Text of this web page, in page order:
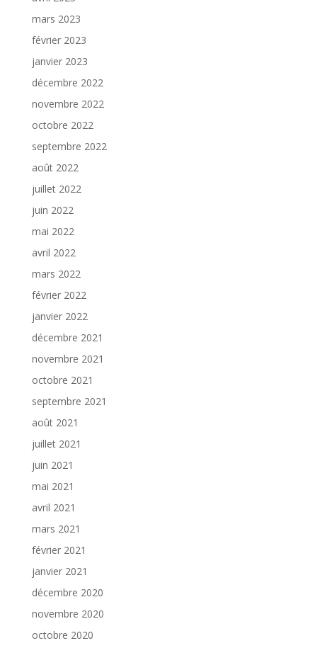
mars 2023
février 2023
janvier 2023
décembre 2022
novembre 2022
octobre 2022
septembre 2022
août 2022
juillet 2022
juin 2022
mai 2022
avril 2022
mars 2022
février 2022
janvier 2022
décembre 2021
novembre 2021
octobre 2021
septembre 2021
août 2021
juillet 2021
juin 2021
mai 2021
avril 2021
mars 2021
février 2021
janvier 2021
décembre 2020
novembre 2020
octobre 2020